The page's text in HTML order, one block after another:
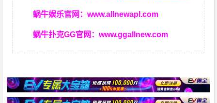
蜗牛娱乐官网：www.allnewapl.com
蜗牛扑克GG官网：www.ggallnew.com